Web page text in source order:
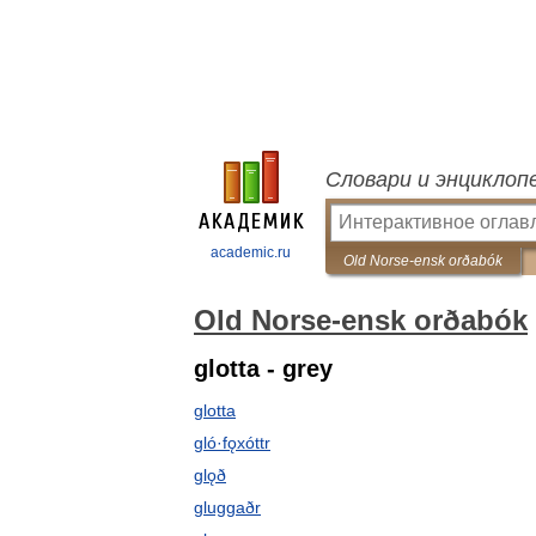
academic.ru
Словари и
Old Norse-ensk orðabók
Old Norse-ensk orðabók
glotta - grey
glotta
gló·fǫxóttr
glǫð
gluggaðr